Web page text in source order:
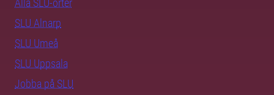
Alla SLU-orter
SLU Alnarp
SLU Umeå
SLU Uppsala
Jobba på SLU